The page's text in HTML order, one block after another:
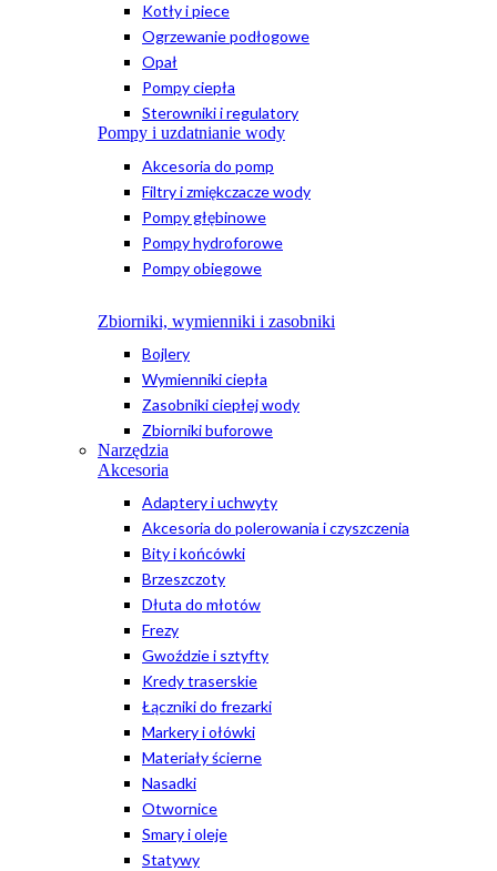
Kotły i piece
Ogrzewanie podłogowe
Opał
Pompy ciepła
Sterowniki i regulatory
Pompy i uzdatnianie wody
Akcesoria do pomp
Filtry i zmiękczacze wody
Pompy głębinowe
Pompy hydroforowe
Pompy obiegowe
Zbiorniki, wymienniki i zasobniki
Bojlery
Wymienniki ciepła
Zasobniki ciepłej wody
Zbiorniki buforowe
Narzędzia
Akcesoria
Adaptery i uchwyty
Akcesoria do polerowania i czyszczenia
Bity i końcówki
Brzeszczoty
Dłuta do młotów
Frezy
Gwoździe i sztyfty
Kredy traserskie
Łączniki do frezarki
Markery i ołówki
Materiały ścierne
Nasadki
Otwornice
Smary i oleje
Statywy